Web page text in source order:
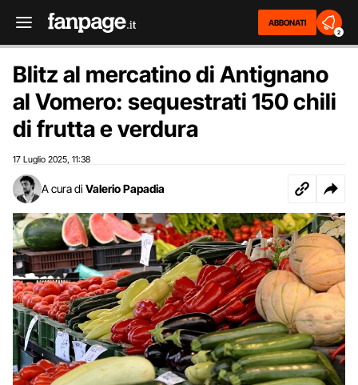
ABBONATI
2
Blitz al mercatino di Antignano
al Vomero: sequestrati 150 chili
di frutta e verdura
17 Luglio 2025 11:38
A cura di Valerio Papadia